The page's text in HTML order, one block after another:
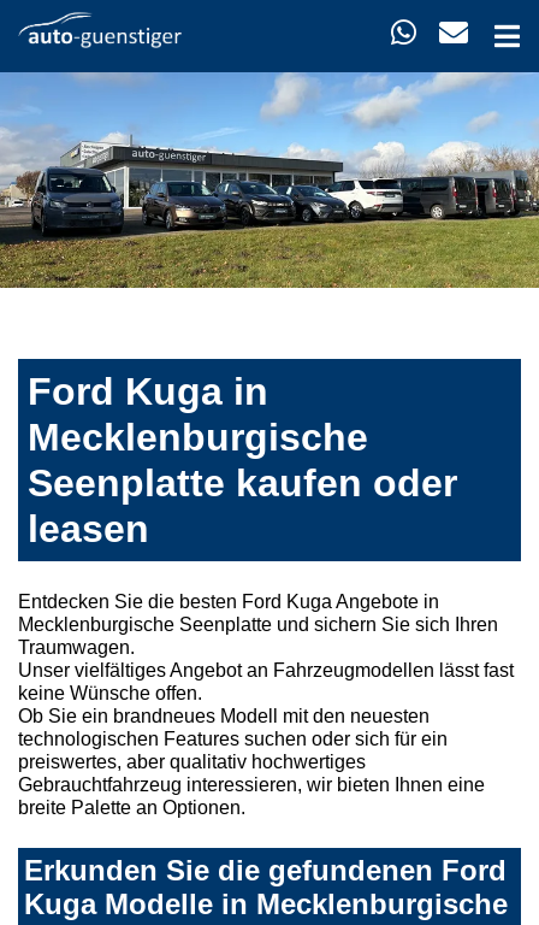
Ford Kuga in
Mecklenburgische
Seenplatte kaufen oder
leasen
Entdecken Sie die besten Ford Kuga Angebote in
Mecklenburgische Seenplatte und sichern Sie sich Ihren
Traumwagen.
Unser vielfältiges Angebot an Fahrzeugmodellen lässt fast
keine Wünsche offen.
Ob Sie ein brandneues Modell mit den neuesten
technologischen Features suchen oder sich für ein
preiswertes, aber qualitativ hochwertiges
Gebrauchtfahrzeug interessieren, wir bieten Ihnen eine
breite Palette an Optionen.
Erkunden Sie die gefundenen Ford
Kuga Modelle in Mecklenburgische